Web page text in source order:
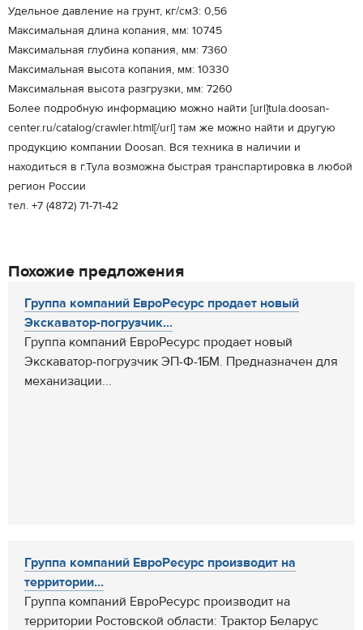
Удельное давление на грунт, кг/см3: 0,56
Максимальная длина копания, мм: 10745
Максимальная глубина копания, мм: 7360
Максимальная высота копания, мм: 10330
Максимальная высота разгрузки, мм: 7260
Более подробную информацию можно найти [url]tula.doosan-
center.ru/catalog/crawler.html[/url] там же можно найти и другую
продукцию компании Doosan. Вся техника в наличии и
находиться в г.Тула возможна быстрая транспартировка в любой
регион России
тел. +7 (4872) 71-71-42
Похожие предложения
Группа компаний ЕвроРесурс продает новый
Экскаватор-погрузчик...
Группа компаний ЕвроРесурс продает новый
Экскаватор-погрузчик ЭП-Ф-1БМ. Предназначен для
механизации...
Группа компаний ЕвроРесурс производит на
территории...
Группа компаний ЕвроРесурс производит на
территории Ростовской области: Трактор Беларус